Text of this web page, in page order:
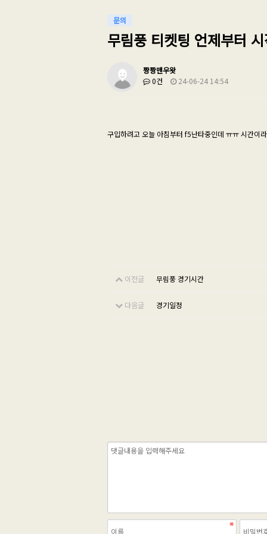
문의
무림풍 티켓팅 언제부터
짱짱맨우왓
0건
24-06-24 14:54
구입하려고 오늘 아침부터 f5난타중인데 ㅠㅠ 시간이
이전글 무림풍 경기시간
다음글 경기일정